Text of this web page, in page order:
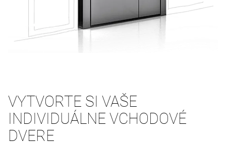
VYTVORTE SI VAŠE
INDIVIDUÁLNE VCHODOVÉ
DVERE